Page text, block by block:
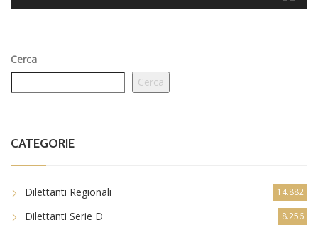
Cerca
Cerca
CATEGORIE
Dilettanti Regionali 14.882
Dilettanti Serie D 8.256